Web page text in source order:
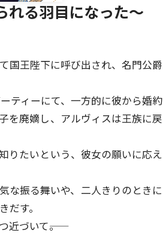
る羽目になった～
国王陛下に呼び出され、名門公爵
ティーにて、一方的に彼から婚約
を廃嫡し、アルヴィスは王族に戻
りたいという、彼女の願いに応え
な振る舞いや、二人きりのときに
だす。
づいて――。